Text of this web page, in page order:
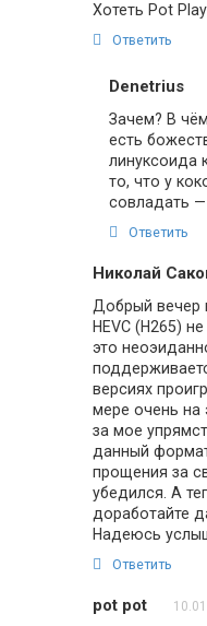
Хотеть Pot
Ответить
Denetrius
Зачем? В
есть
линуксоида
то, что у
совладать
Ответить
Николай
Добрый
HEVC (H265)
это
версиях
мере очень
за мое
данный
прощения за
убедился. А
доработайте
Надеюсь
Ответить
pot pot